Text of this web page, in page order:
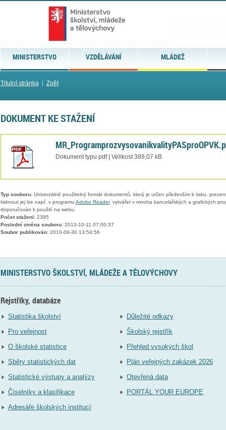
MINISTERSTVO VZDĚLÁVÁNÍ MLÁDEŽ
Titulní stránka| Zpět
DOKUMENT KE STAŽENÍ
Dokument typu pdf | Velikost 389,07 kB
Typ souboru:Univerzálně použitelný formát dokumentů, který je určen především k tisku,
tisknout jej lze např. v programu Adobe Reader, vytvářet v mnoha kancelářských a grafických
doporučován k použití na webu.
Počet stažení:2395
Poslední změna souboru:2013-10-11 07:00:37
Soubor publikován:2010-09-30 13:54:56
MINISTERSTVO ŠKOLSTVÍ, MLÁDEŽE A TĚLOVÝCHOVY
Rejstříky, databáze
Statistika školství
Pro veřejnost
O školské statistice
Sběry statistických dat
Statistické výstupy a analýzy
Číselníky a klasifikace
Adresáře školských institucí
Důležité odkazy
Školský rejstřík
Přehled vysokých škol
Plán veřejných zakázek 2026
Otevřená data
PORTÁL YOUR EUROPE